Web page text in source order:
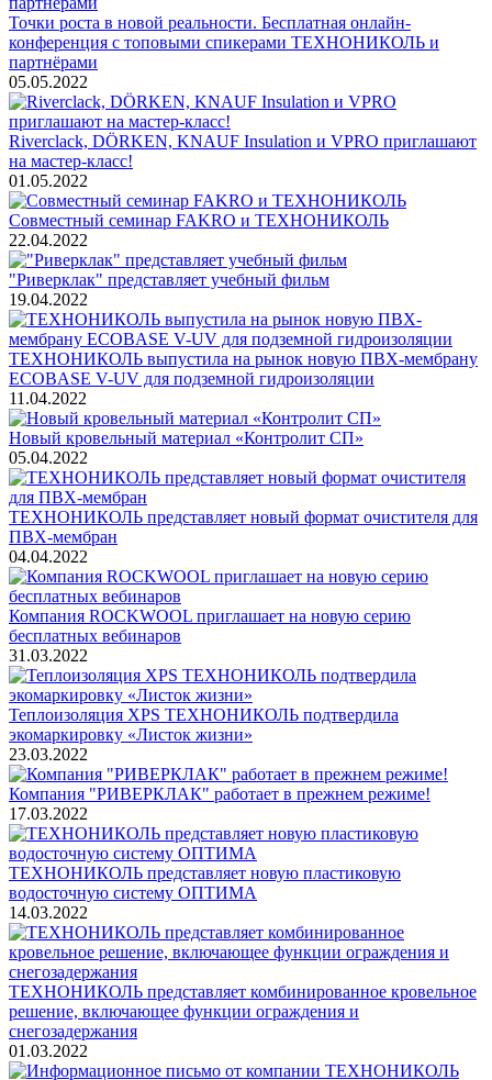
Точки роста в новой реальности. Бесплатная онлайн-
конференция с топовыми спикерами ТЕХНОНИКОЛЬ и
партнёрами
05.05.2022
Riverclack, DÖRKEN, KNAUF Insulation и VPRO приглашают
на мастер-класс!
01.05.2022
Совместный семинар FAKRO и ТЕХНОНИКОЛЬ
22.04.2022
"Риверклак" представляет учебный фильм
19.04.2022
ТЕХНОНИКОЛЬ выпустила на рынок новую ПВХ-мембрану
ECOBASE V-UV для подземной гидроизоляции
11.04.2022
Новый кровельный материал «Контролит СП»
05.04.2022
ТЕХНОНИКОЛЬ представляет новый формат очистителя для
ПВХ-мембран
04.04.2022
Компания ROCKWOOL приглашает на новую серию
бесплатных вебинаров
31.03.2022
Теплоизоляция XPS ТЕХНОНИКОЛЬ подтвердила
экомаркировку «Листок жизни»
23.03.2022
Компания "РИВЕРКЛАК" работает в прежнем режиме!
17.03.2022
ТЕХНОНИКОЛЬ представляет новую пластиковую
водосточную систему ОПТИМА
14.03.2022
ТЕХНОНИКОЛЬ представляет комбинированное кровельное
решение, включающее функции ограждения и
снегозадержания
01.03.2022